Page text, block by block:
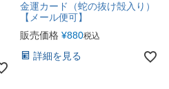
金運カード（蛇の抜け殻入り）
【メール便可】
販売価格 ¥880税込
詳細を見る